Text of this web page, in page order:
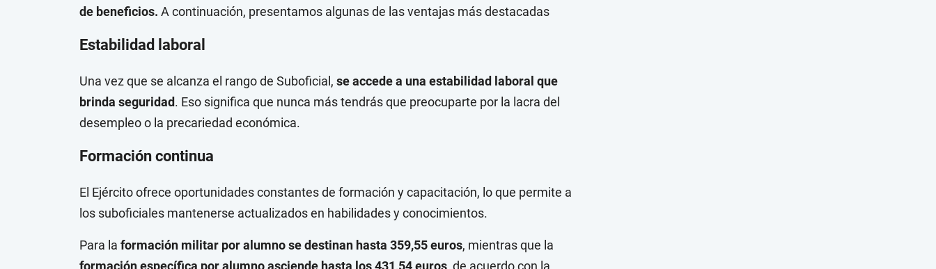
de beneficios. A continuación, presentamos algunas de las ventajas más destacadas
Estabilidad laboral
Una vez que se alcanza el rango de Suboficial, se accede a una estabilidad laboral que
brinda seguridad. Eso significa que nunca más tendrás que preocuparte por la lacra del
desempleo o la precariedad económica.
Formación continua
El Ejército ofrece oportunidades constantes de formación y capacitación, lo que permite a
los suboficiales mantenerse actualizados en habilidades y conocimientos.
Para la formación militar por alumno se destinan hasta 359,55 euros, mientras que la
formación específica por alumno asciende hasta los 431,54 euros, de acuerdo con la